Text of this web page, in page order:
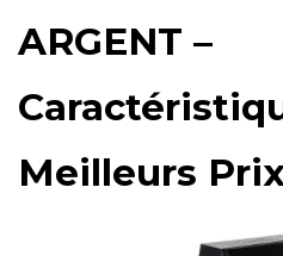
ARGENT –
Meilleurs